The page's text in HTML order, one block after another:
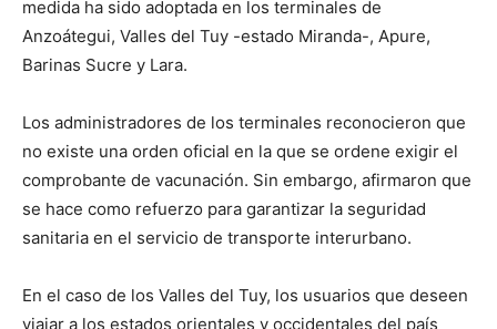
medida ha sido adoptada en los terminales de
Anzoátegui, Valles del Tuy -estado Miranda-, Apure,
Barinas Sucre y Lara.
Los administradores de los terminales reconocieron que
no existe una orden oficial en la que se ordene exigir el
comprobante de vacunación. Sin embargo, afirmaron que
se hace como refuerzo para garantizar la seguridad
sanitaria en el servicio de transporte interurbano.
En el caso de los Valles del Tuy, los usuarios que deseen
viajar a los estados orientales y occidentales del país